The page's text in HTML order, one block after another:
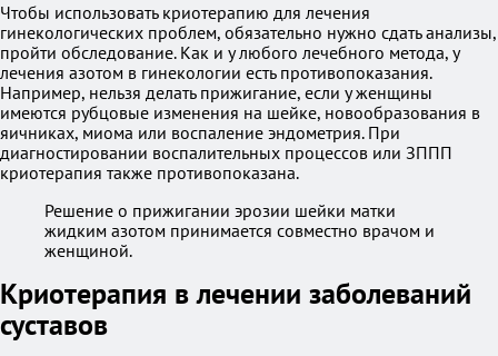
Чтобы использовать криотерапию для лечения
гинекологических проблем, обязательно нужно сдать анализы,
пройти обследование. Как и у любого лечебного метода, у
лечения азотом в гинекологии есть противопоказания.
Например, нельзя делать прижигание, если у женщины
имеются рубцовые изменения на шейке, новообразования в
яичниках, миома или воспаление эндометрия. При
диагностировании воспалительных процессов или ЗППП
криотерапия также противопоказана.
Решение о прижигании эрозии шейки матки
жидким азотом принимается совместно врачом и
женщиной.
Криотерапия в лечении заболеваний
суставов